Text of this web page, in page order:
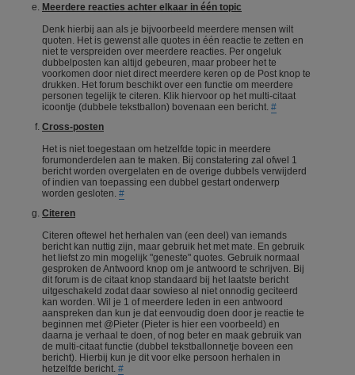
Meerdere reacties achter elkaar in één topic
Denk hierbij aan als je bijvoorbeeld meerdere mensen wilt
quoten. Het is gewenst alle quotes in één reactie te zetten en
niet te verspreiden over meerdere reacties. Per ongeluk
dubbelposten kan altijd gebeuren, maar probeer het te
voorkomen door niet direct meerdere keren op de Post knop te
drukken. Het forum beschikt over een functie om meerdere
personen tegelijk te citeren. Klik hiervoor op het multi-citaat
icoontje (dubbele tekstballon) bovenaan een bericht. #
Cross-posten
Het is niet toegestaan om hetzelfde topic in meerdere
forumonderdelen aan te maken. Bij constatering zal ofwel 1
bericht worden overgelaten en de overige dubbels verwijderd
of indien van toepassing een dubbel gestart onderwerp
worden gesloten. #
Citeren
Citeren oftewel het herhalen van (een deel) van iemands
bericht kan nuttig zijn, maar gebruik het met mate. En gebruik
het liefst zo min mogelijk "geneste" quotes. Gebruik normaal
gesproken de Antwoord knop om je antwoord te schrijven. Bij
dit forum is de citaat knop standaard bij het laatste bericht
uitgeschakeld zodat daar sowieso al niet onnodig geciteerd
kan worden. Wil je 1 of meerdere leden in een antwoord
aanspreken dan kun je dat eenvoudig doen door je reactie te
beginnen met @Pieter (Pieter is hier een voorbeeld) en
daarna je verhaal te doen, of nog beter en maak gebruik van
de multi-citaat functie (dubbel tekstballonnetje boveen een
bericht). Hierbij kun je dit voor elke persoon herhalen in
hetzelfde bericht. #